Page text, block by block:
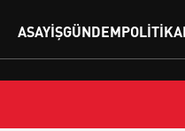
ASAYIŞGÜNDEMPOLITIKA